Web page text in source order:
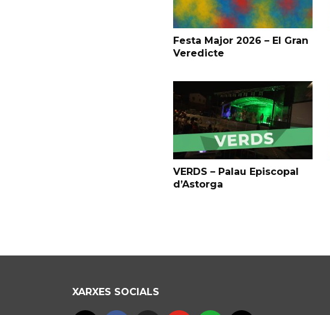
Festa Major 2026 – El Gran
Veredicte
VERDS – Palau Episcopal
d’Astorga
XARXES SOCIALS